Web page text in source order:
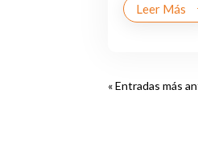
Leer Más
« Entradas más